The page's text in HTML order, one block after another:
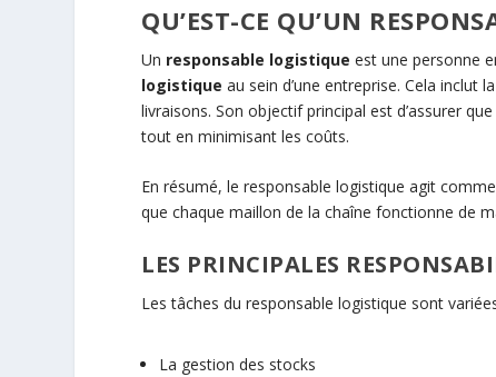
QU’EST-CE QU’UN
Un responsable logistique est une personne
logistique au sein d’une entreprise. Cela
livraisons. Son objectif principal est d’assurer
tout en minimisant les coûts.
En résumé, le responsable logistique agit
que chaque maillon de la chaîne fonctionne de
LES PRINCIPALES
Les tâches du responsable logistique sont
La gestion des stocks